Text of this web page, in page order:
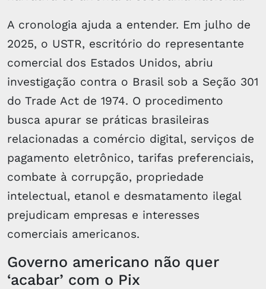
A cronologia ajuda a entender. Em julho de
2025, o USTR, escritório do representante
comercial dos Estados Unidos, abriu
investigação contra o Brasil sob a Seção 301
do Trade Act de 1974. O procedimento
busca apurar se práticas brasileiras
relacionadas a comércio digital, serviços de
pagamento eletrônico, tarifas preferenciais,
combate à corrupção, propriedade
intelectual, etanol e desmatamento ilegal
prejudicam empresas e interesses
comerciais americanos.
Governo americano não quer
‘acabar’ com o Pix